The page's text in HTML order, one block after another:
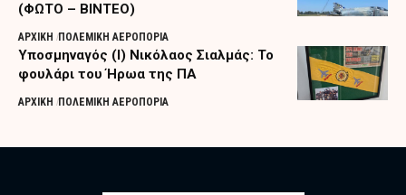
(ΦΩΤΟ – ΒΙΝΤΕΟ)
ΑΡΧΙΚΗ ΠΟΛΕΜΙΚΗ ΑΕΡΟΠΟΡΙΑ
Υποσμηναγός (Ι) Νικόλαος Σιαλμάς: Το
φουλάρι του Ήρωα της ΠΑ
ΑΡΧΙΚΗ ΠΟΛΕΜΙΚΗ ΑΕΡΟΠΟΡΙΑ